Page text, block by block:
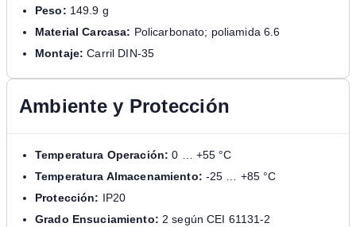
Peso: 149.9 g
Material Carcasa: Policarbonato; poliamida 6.6
Montaje: Carril DIN-35
Ambiente y Protección
Temperatura Operación: 0 … +55 °C
Temperatura Almacenamiento: -25 … +85 °C
Protección: IP20
Grado Ensuciamiento: 2 según CEI 61131-2